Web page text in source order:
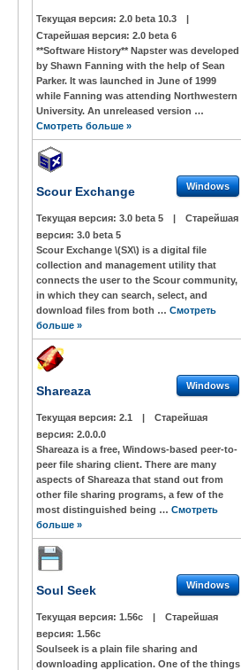
Текущая версия: 2.0 beta 10.3
|
Старейшая версия: 2.0 beta 6
**Software History** Napster was developed
by Shawn Fanning with the help of Sean
Parker. It was launched in June of 1999
while Fanning was attending Northwestern
University. An unreleased version …
Смотреть больше »
Scour Exchange Windows
Текущая версия: 3.0 beta 5 |
Старейшая
версия: 3.0 beta 5
Scour Exchange \(SX\) is a digital file
collection and management utility that
connects the user to the Scour community,
in which they can search, select, and
download files from both … Смотреть
больше »
Shareaza Windows
Текущая версия: 2.1 |
Старейшая
версия: 2.0.0.0
Shareaza is a free, Windows-based peer-to-
peer file sharing client. There are many
aspects of Shareaza that stand out from
other file sharing programs, a few of the
most distinguished being … Смотреть
больше »
Soul Seek Windows
Текущая версия: 1.56c |
Старейшая
версия: 1.56c
Soulseek is a plain file sharing and
downloading application. One of the things